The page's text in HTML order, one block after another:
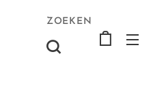
ZOEKEN